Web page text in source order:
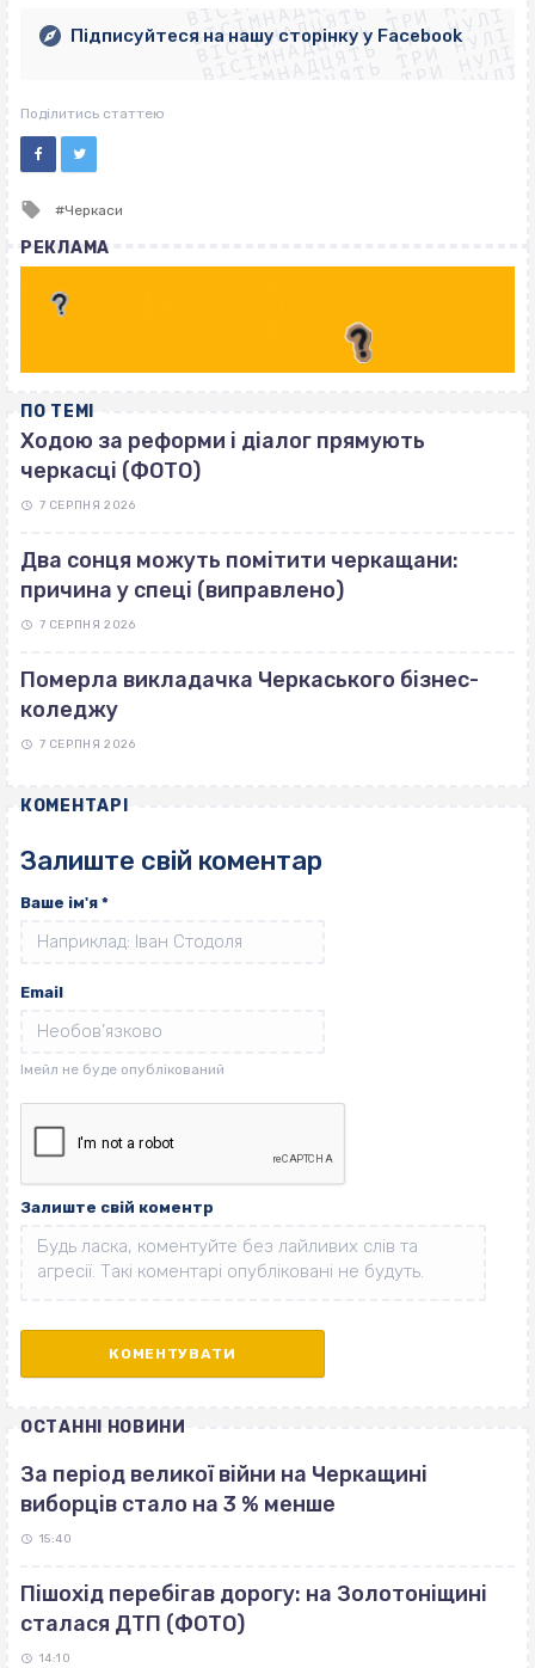
ВІСІМНАДЦЯТЬ ТРИ НУЛІ
ВІСІМНАДЦЯТЬ ТРИ НУЛІ
ВІСІМНАДЦЯТЬ ТРИ НУЛІ
ВІСІМНАДЦЯТЬ ТРИ НУЛІ
ВІСІМНАДЦЯТЬ ТРИ НУЛІ
Підписуйтеся на нашу сторінку у Facebook
Поділитись статтею
Tagged
Черкаси
РЕКЛАМА
ПО ТЕМІ
Ходою за реформи і діалог прямують
черкасці (ФОТО)
7 СЕРПНЯ 2026
Два сонця можуть помітити черкащани:
причина у спеці (виправлено)
7 СЕРПНЯ 2026
Померла викладачка Черкаського бізнес-
коледжу
7 СЕРПНЯ 2026
КОМЕНТАРІ
Залиште свій коментар
Ваше ім'я *
Email
Залиште свій коментр
ОСТАННІ НОВИНИ
За період великої війни на Черкащині
виборців стало на 3 % менше
15:40
Пішохід перебігав дорогу: на Золотоніщині
сталася ДТП (ФОТО)
14:10